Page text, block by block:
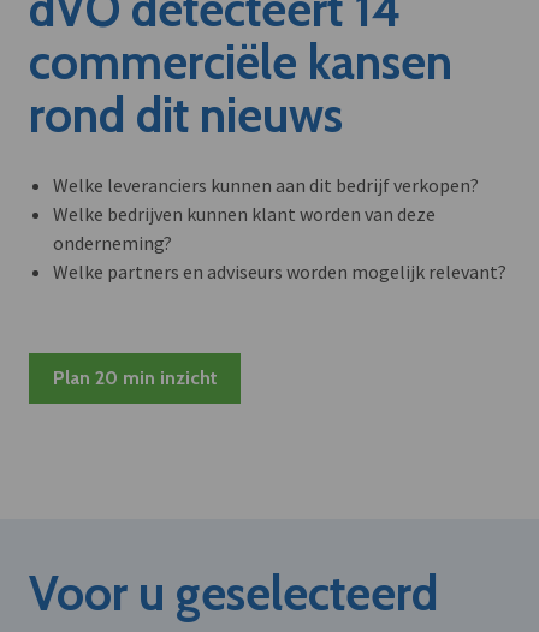
commerciële kansen
rond dit nieuws
Welke leveranciers kunnen aan dit bedrijf verkopen?
Welke bedrijven kunnen klant worden van deze
onderneming?
Welke partners en adviseurs worden mogelijk relevant?
Plan 20 min inzicht
Voor u geselecteerd